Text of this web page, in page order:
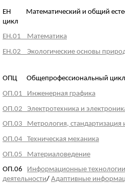
ЕН Математический и общий
цикл
ЕН.01 Математика
ЕН.02 Экологические основы
ОПЦ Общепрофессиональный цикл
ОП.01 Инженерная графика
ОП.02 Электротехника и
ОП.03 Метрология, стандартизация
ОП.04 Техническая механика
ОП.05 Материаловедение
ОП.06 Информационные
деятельности/ Адаптивные